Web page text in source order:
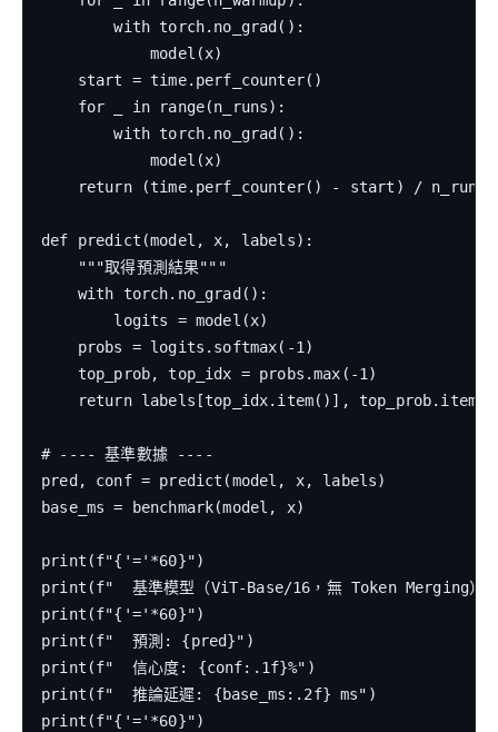
        with torch.no_grad():
            model(x)
    start = time.perf_counter()
    for _ in range(n_runs):
        with torch.no_grad():
            model(x)
return (time.perf_counter() - start) / n_runs
def predict(model, x, labels):
    """取得預測結果"""
    with torch.no_grad():
        logits = model(x)
    probs = logits.softmax(-1)
    top_prob, top_idx = probs.max(-1)
return labels[top_idx.item()],
# ---- 基準數據 ----
pred, conf = predict(model, x, labels)
base_ms = benchmark(model, x)
print(f"{'='*60}")
print(f"  基準模型（ViT-Base/16，無 Token Merging）
print(f"{'='*60}")
print(f"  預測: {pred}")
print(f"  信心度: {conf:.1f}%")
print(f"  推論延遲: {base_ms:.2f} ms")